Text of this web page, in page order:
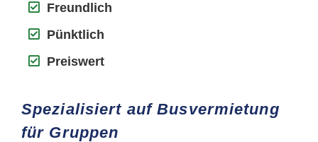
Freundlich
Pünktlich
Preiswert
Spezialisiert auf Busvermietung
für Gruppen